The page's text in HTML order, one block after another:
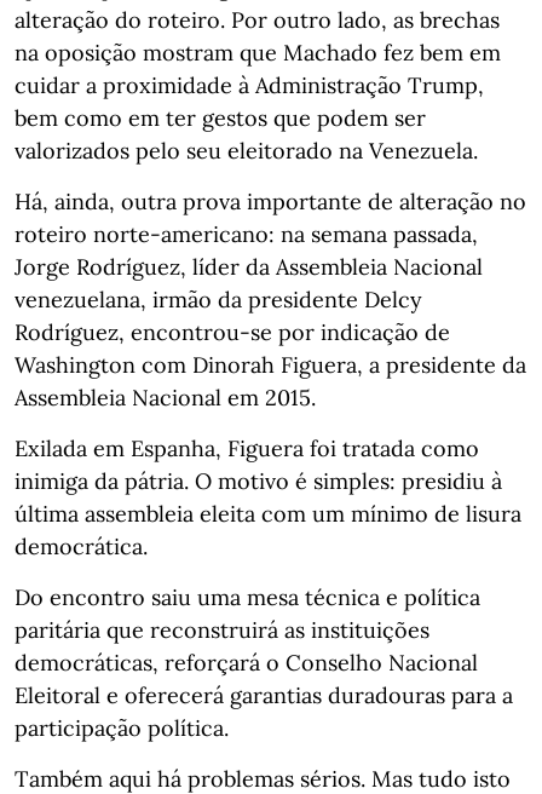
alteração do roteiro. Por outro lado, as brechas
na oposição mostram que Machado fez bem em
cuidar a proximidade à Administração Trump,
bem como em ter gestos que podem ser
valorizados pelo seu eleitorado na Venezuela.
Há, ainda, outra prova importante de alteração no
roteiro norte-americano: na semana passada,
Jorge Rodríguez, líder da Assembleia Nacional
venezuelana, irmão da presidente Delcy
Rodríguez, encontrou-se por indicação de
Washington com Dinorah Figuera, a presidente da
Assembleia Nacional em 2015.
Exilada em Espanha, Figuera foi tratada como
inimiga da pátria. O motivo é simples: presidiu à
última assembleia eleita com um mínimo de lisura
democrática.
Do encontro saiu uma mesa técnica e política
paritária que reconstruirá as instituições
democráticas, reforçará o Conselho Nacional
Eleitoral e oferecerá garantias duradouras para a
participação política.
Também aqui há problemas sérios. Mas tudo isto